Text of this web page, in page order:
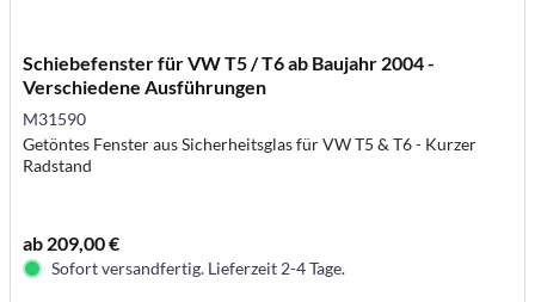
Schiebefenster für VW T5 / T6 ab Baujahr 2004 -
Verschiedene Ausführungen
M31590
Getöntes Fenster aus Sicherheitsglas für VW T5 & T6 - Kurzer
Radstand
ab 209,00 €
Sofort versandfertig. Lieferzeit 2-4 Tage.